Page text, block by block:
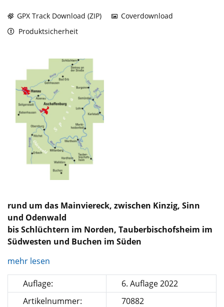
GPX Track Download (ZIP)
Coverdownload
Produktsicherheit
rund um das Mainviereck, zwischen Kinzig, Sinn
und Odenwald
bis Schlüchtern im Norden, Tauberbischofsheim im
Südwesten und Buchen im Süden
mehr lesen
Auflage:
6. Auflage 2022
Artikelnummer:
70882